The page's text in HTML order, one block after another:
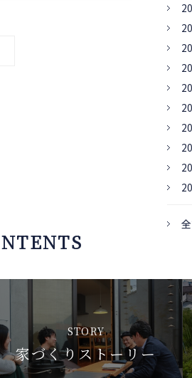
STORY
家づくりストーリー